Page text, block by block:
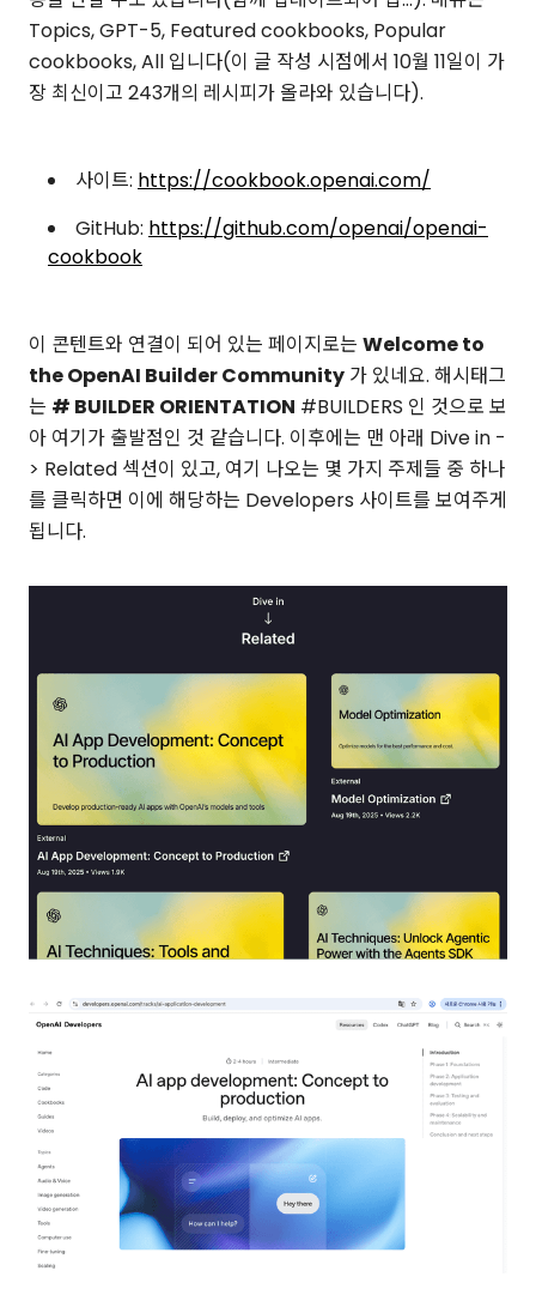
Topics, GPT-5, Featured cookbooks, Popular
cookbooks, All 입니다(이 글 작성 시점에서 10월 11일이 가
장 최신이고 243개의 레시피가 올라와 있습니다).
사이트: https://cookbook.openai.com/
GitHub: https://github.com/openai/openai-
cookbook
이 콘텐트와 연결이 되어 있는 페이지로는 Welcome to
the OpenAI Builder Community 가 있네요. 해시태그
는 # BUILDER ORIENTATION #BUILDERS 인 것으로 보
아 여기가 출발점인 것 같습니다. 이후에는 맨 아래 Dive in -
> Related 섹션이 있고, 여기 나오는 몇 가지 주제들 중 하나
를 클릭하면 이에 해당하는 Developers 사이트를 보여주게
됩니다.